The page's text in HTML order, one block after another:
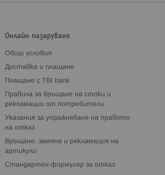
Онлайн пазаруване
Общи условия
Доставка и плащане
Плащане с TBI bank
Правила за връщане на стоки и
рекламации от потребители
Указания за упражняване на правото
на отказ
Връщане, замяна и рекламация на
артикули
Стандартен формуляр за отказ